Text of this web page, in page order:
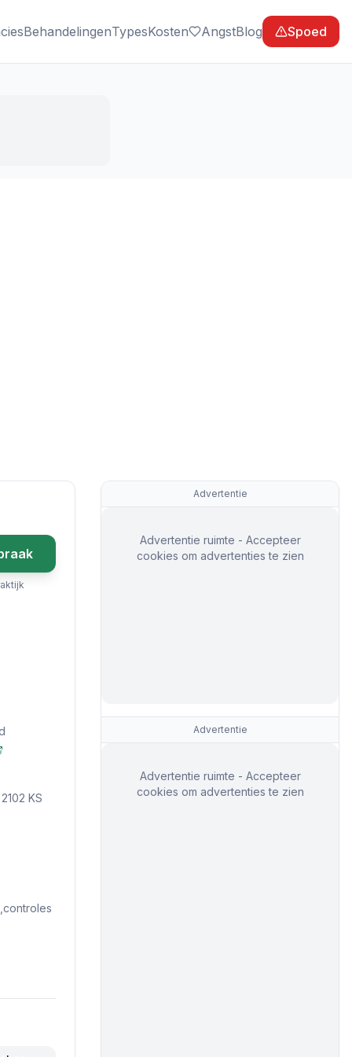
BehandelingenTypesKosten AngstBlog Spoed
KS
Advertentie
Advertentie ruimte - Accepteer
cookies om advertenties te zien
Advertentie
Advertentie ruimte - Accepteer
cookies om advertenties te zien